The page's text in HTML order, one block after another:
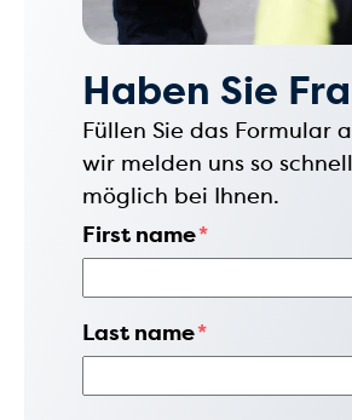
Haben Sie
Füllen Sie das Formular
wir melden uns so
möglich bei Ihnen.
First name*
Last name*